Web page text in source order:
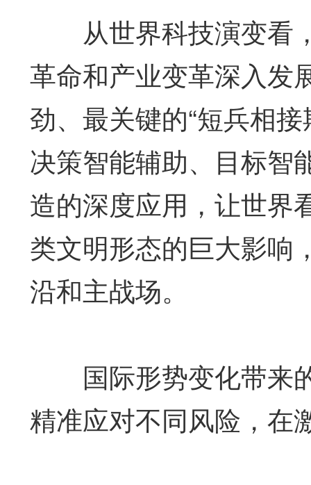
从世界科技演变看
革命和产业变革深入发
劲、最关键的“短兵相
决策智能辅助、目标智
造的深度应用，让世界
类文明形态的巨大影响
沿和主战场。
国际形势变化带来
精准应对不同风险，在